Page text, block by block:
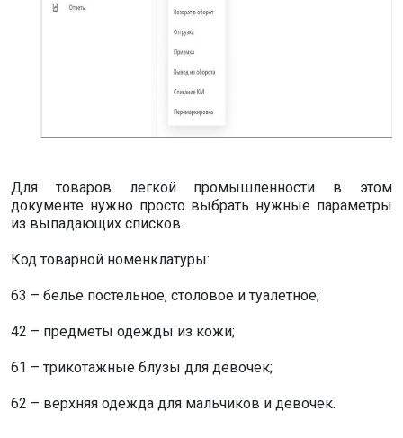
Для товаров легкой промышленности в этом
документе нужно просто выбрать нужные параметры
из выпадающих списков.
Код товарной номенклатуры:
63 – белье постельное, столовое и туалетное;
42 – предметы одежды из кожи;
61 – трикотажные блузы для девочек;
62 – верхняя одежда для мальчиков и девочек.